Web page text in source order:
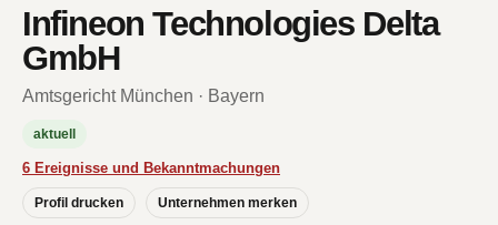
Infineon Technologies Delta
GmbH
Amtsgericht München · Bayern
aktuell
6 Ereignisse und Bekanntmachungen
Profil drucken Unternehmen merken